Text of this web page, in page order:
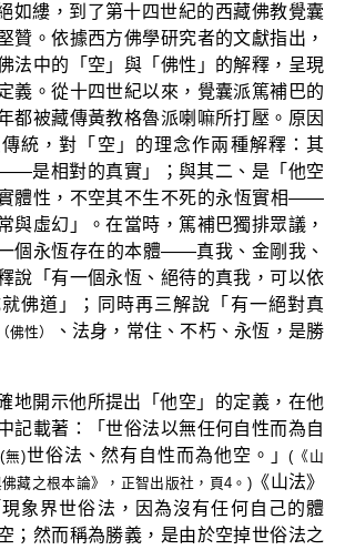
如縷，到了第十四世紀的西藏佛教覺囊
贊。依據西方佛學研究者的文獻指出，
法中的「空」與「佛性」的解釋，呈現
義。從十四世紀以來，覺囊派篤補巴的
都被藏傳黃教格魯派喇嘛所打壓。原因
統，對「空」的理念作兩種解釋：其
是相對的真實」；與其二、是「他空
體性，不空其不生不死的永恆實相——
與虛幻」。在當時，篤補巴獨排眾議，
個永恆存在的本體——真我、金剛我、
說「有一個永恆、絕待的真我，可以依
佛道」；同時再三解說「有一絕對真
（佛性）
、法身，常住、不朽、永恆，是勝
地開示他所提出「他空」的定義，在他
記載著：「世俗法以無任何自性而為自
(無)世俗法、然有自性而為他空。」(《山
藏之根本論》，正智出版社，頁4。)《山法》
象界世俗法，因為沒有任何自己的體
；然而稱為勝義，是由於空掉世俗法之